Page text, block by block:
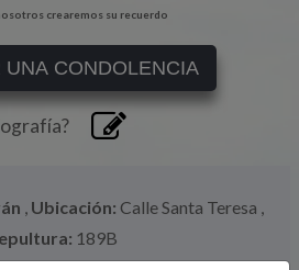
crearemos su recuerdo
UNA CONDOLENCIA
, Ubicación: Calle Santa Teresa ,
189B